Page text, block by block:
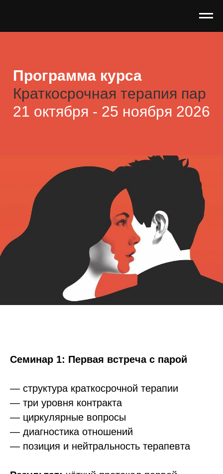
Программа курса
Краткосрочная терапия пар
21 октября - 25 ноября 2026
Семинар 1: Первая встреча с парой
— структура краткосрочной терапии
— три уровня контракта
— циркулярные вопросы
— диагностика отношений
— позиция и нейтральность терапевта